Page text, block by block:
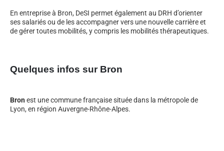
En entreprise à Bron, DeSI permet également au DRH d’orienter
ses salariés ou de les accompagner vers une nouvelle carrière et
de gérer toutes mobilités, y compris les mobilités thérapeutiques.
Quelques infos sur Bron
Bron est une commune française située dans la métropole de
Lyon, en région Auvergne-Rhône-Alpes.